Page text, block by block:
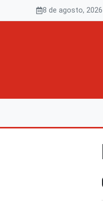
8 de agosto, 2026